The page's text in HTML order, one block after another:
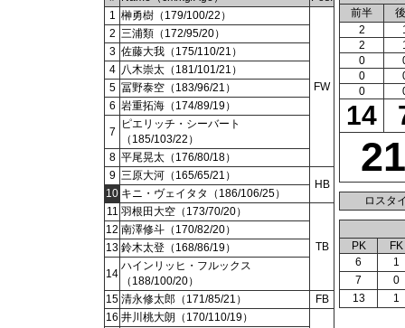
1 榊勇樹（179/100/22）
FW
2 三浦類（172/95/20）
3 佐藤大我（175/110/21）
4 八木崇太（181/101/21）
5 冨野泰空（183/96/21）
6 岩重拓海（174/89/19）
7
ピエリッチ・シーバート
（185/103/22）
8 平尾晃太（176/80/18）
9 三原大河（165/65/21）
HB
10 キニ・ヴェイタタ（186/106/25）
11 羽根田大空（173/70/20）
TB
12 南澤修斗（170/82/20）
13 鈴木太登（168/86/19）
14
ハインリッヒ・フルックス
（188/100/20）
15 清永修太郎（171/85/21）
FB
16 井川桃大朗（170/110/19）
前半
2
2
0
0
0
14
21
ロスタ
PK
FK
6
1
7
0
13
1